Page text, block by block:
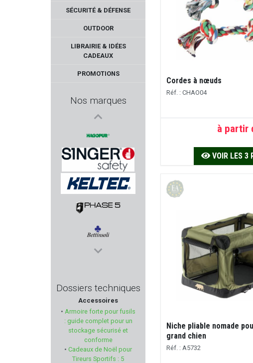
SÉCURITÉ & DÉFENSE
OUTDOOR
LIBRAIRIE & IDÉES
CADEAUX
PROMOTIONS
Nos marques
FN HERSTAL
HAGOPUR
SINGER SAFETY
KELTEC
PHASE 5
BETTINSOLI
ALG DEFENSE
ACCU-TAC
WALTHER
Dossiers techniques
Accessoires
• Armoire forte pour fusils
: guide complet pour un
stockage sécurisé et
conforme
• Cadeaux de Noël pour
Tireurs Sportifs : 5
Cordes à nœuds
Réf. : CHAO04
à partir
VOIR LES 3
Niche pliable nomade
grand chien
Réf. : A5732